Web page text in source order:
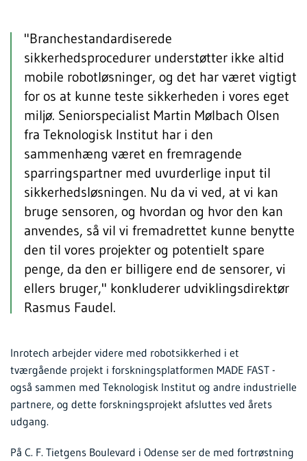
"Branchestandardiserede
sikkerhedsprocedurer understøtter ikke altid
mobile robotløsninger, og det har været vigtigt
for os at kunne teste sikkerheden i vores eget
miljø. Seniorspecialist Martin Mølbach Olsen
fra Teknologisk Institut har i den
sammenhæng været en fremragende
sparringspartner med uvurderlige input til
sikkerhedsløsningen. Nu da vi ved, at vi kan
bruge sensoren, og hvordan og hvor den kan
anvendes, så vil vi fremadrettet kunne benytte
den til vores projekter og potentielt spare
penge, da den er billigere end de sensorer, vi
ellers bruger," konkluderer udviklingsdirektør
Rasmus Faudel.
Inrotech arbejder videre med robotsikkerhed i et
tværgående projekt i forskningsplatformen MADE FAST -
også sammen med Teknologisk Institut og andre industrielle
partnere, og dette forskningsprojekt afsluttes ved årets
udgang.
På C. F. Tietgens Boulevard i Odense ser de med fortrøstning